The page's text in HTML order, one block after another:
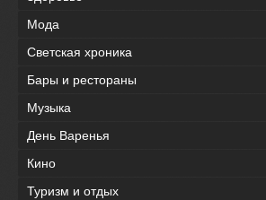
Мода
Светская хроника
Бары и рестораны
Музыка
День Варенья
Кино
Туризм и отдых